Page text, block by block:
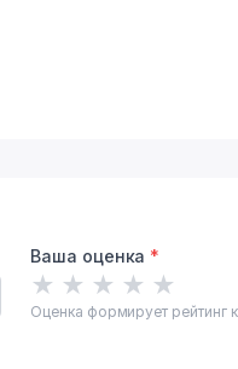
Ваша оценка *
★ ★ ★ ★ ★
Оценка формирует рейтинг